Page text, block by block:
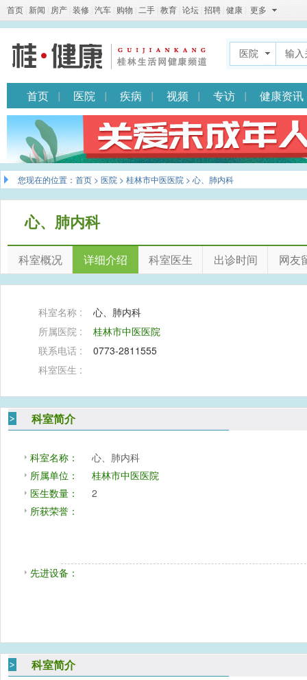
首页 新闻 房产 装修 汽车 购物 二手 教育 论坛 招聘 健康 更多
医院
首页 医院 疾病 视频 专访 健康资讯
您现在的位置： 首页 > 医院 > 桂林市中医医院 > 心、肺内科
心、肺内科
科室概况 详细介绍 科室医生 出诊时间 网友
科室名称 :
心、肺内科
所属医院 :
桂林市中医医院
联系电话 :
0773-2811555
科室医生 :
科室简介
科室名称：
心、肺内科
所属单位：
桂林市中医医院
医生数量：
2
所获荣誉：
先进设备：
科室简介